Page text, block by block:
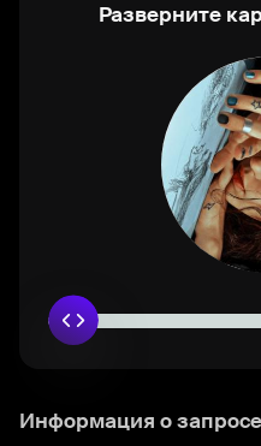
Разверните
Информация о запросе